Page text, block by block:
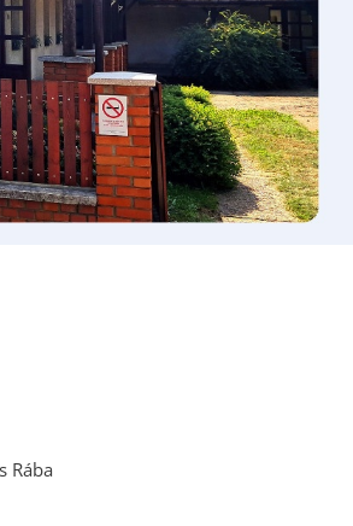
LETÖLTÉSEK
HASZNOS LINKEK
KÖZÉRDEKŰ
Rába